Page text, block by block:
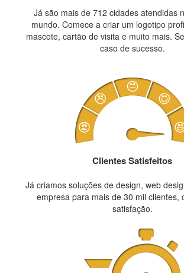
Já são mais de 712 cidades atendidas
mundo. Comece a criar um logotipo
mascote, cartão de visita e muito mais.
caso de sucesso.
Clientes Satisfeitos
Já criamos soluções de design, web
empresa para mais de 30 mil clientes,
satisfação.